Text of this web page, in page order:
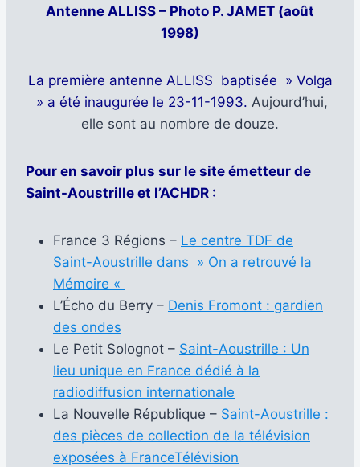
Antenne ALLISS – Photo P. JAMET (août
1998)
La première antenne ALLISS baptisée » Volga
» a été inaugurée le 23-11-1993. Aujourd’hui,
elle sont au nombre de douze.
Pour en savoir plus sur le site émetteur de
Saint-Aoustrille et l’ACHDR :
France 3 Régions – Le centre TDF de
Saint-Aoustrille dans » On a retrouvé la
Mémoire «
L’Écho du Berry – Denis Fromont : gardien
des ondes
Le Petit Solognot – Saint-Aoustrille : Un
lieu unique en France dédié à la
radiodiffusion internationale
La Nouvelle République – Saint-Aoustrille :
des pièces de collection de la télévision
exposées à FranceTélévision